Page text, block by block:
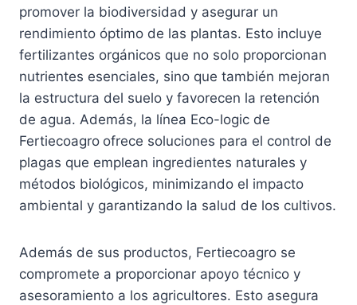
promover la biodiversidad y asegurar un
rendimiento óptimo de las plantas. Esto incluye
fertilizantes orgánicos que no solo proporcionan
nutrientes esenciales, sino que también mejoran
la estructura del suelo y favorecen la retención
de agua. Además, la línea Eco-logic de
Fertiecoagro ofrece soluciones para el control de
plagas que emplean ingredientes naturales y
métodos biológicos, minimizando el impacto
ambiental y garantizando la salud de los cultivos.
Además de sus productos, Fertiecoagro se
compromete a proporcionar apoyo técnico y
asesoramiento a los agricultores. Esto asegura